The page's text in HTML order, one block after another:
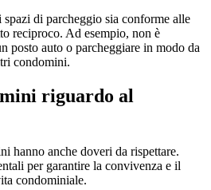
di parcheggio sia conforme alle
reciproco. Ad esempio, non è
posto auto o parcheggiare in modo da
condomini.
riguardo al
hanno anche doveri da rispettare.
per garantire la convivenza e il
condominiale.